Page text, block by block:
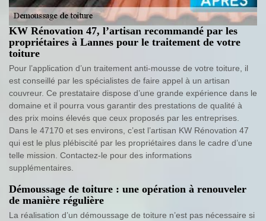
KW Rénovation 47, l’artisan recommandé par les
propriétaires à Lannes pour le traitement de votre
toiture
Pour l’application d’un traitement anti-mousse de votre toiture, il
est conseillé par les spécialistes de faire appel à un artisan
couvreur. Ce prestataire dispose d’une grande expérience dans le
domaine et il pourra vous garantir des prestations de qualité à
des prix moins élevés que ceux proposés par les entreprises.
Dans le 47170 et ses environs, c’est l’artisan KW Rénovation 47
qui est le plus plébiscité par les propriétaires dans le cadre d’une
telle mission. Contactez-le pour des informations
supplémentaires.
Démoussage de toiture : une opération à renouveler
de manière régulière
La réalisation d’un démoussage de toiture n’est pas nécessaire si